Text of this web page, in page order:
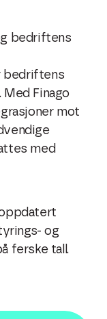
bedriftens
bedriftens
Med Finago
mot
med
og
ferske tall.